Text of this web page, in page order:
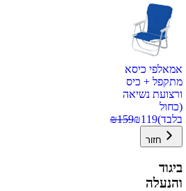
אמאלפי כיסא
מתקפל + כיס
ורצועת נשיאה
(כחול
בלבד)
₪119
₪159
חזור
ביגוד
והנעלה